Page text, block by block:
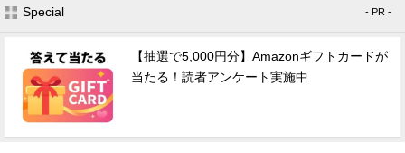
Special - PR -
【抽選で5,000円分】Amazonギフトカードが
当たる！読者アンケート実施中